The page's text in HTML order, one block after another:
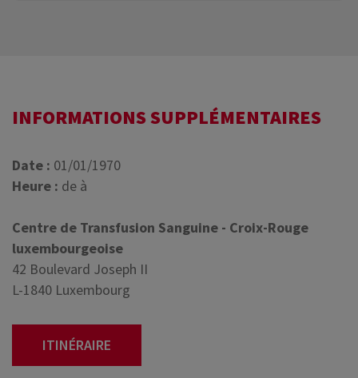
INFORMATIONS SUPPLÉMENTAIRES
Date : 01/01/1970
Heure : de à
Centre de Transfusion Sanguine - Croix-Rouge
luxembourgeoise
42 Boulevard Joseph II
L-1840 Luxembourg
ITINÉRAIRE